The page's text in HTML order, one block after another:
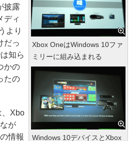
Xbox OneはWindows 10ファ
ミリーに組み込まれる
Windows 10デバイスとXbox
披露
ディ
より
だっ
知ら
かの
たの
Xbo
が
情報